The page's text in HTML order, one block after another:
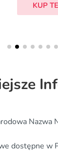
KUP TERAZ
Nazwa
dostępne w